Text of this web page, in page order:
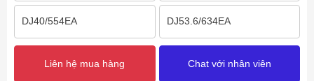
DJ40/554EA DJ53.6/634EA
Liên hệ mua hàng Chat với nhân viên